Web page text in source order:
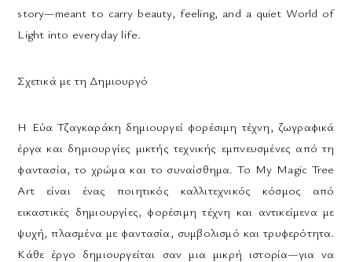
story—meant to carry beauty, feeling, and a quiet World of
Light into everyday life.
Σχετικά με τη Δημιουργό
Η Εύα Τζαγκαράκη δημιουργεί φορέσιμη τέχνη, ζωγραφικά
έργα και δημιουργίες μικτής τεχνικής εμπνευσμένες από τη
φαντασία, το χρώμα και το συναίσθημα. Το My Magic Tree
Art είναι ένας ποιητικός καλλιτεχνικός κόσμος από
εικαστικές δημιουργίες, φορέσιμη τέχνη και αντικείμενα με
ψυχή, πλασμένα με φαντασία, συμβολισμό και τρυφερότητα.
Κάθε έργο δημιουργείται σαν μια μικρή ιστορία—για να